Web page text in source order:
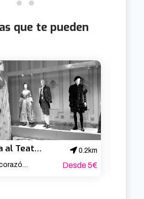
que te pueden
Visita guiada al Teatro Arriaga
0.2km
🎭 Descubre el corazón cultural de Bilbao ✨
Desde 5€